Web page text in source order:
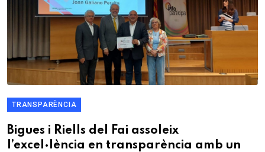
TRANSPARÈNCIA
Bigues i Riells del Fai assoleix
l’excel·lència en transparència amb un